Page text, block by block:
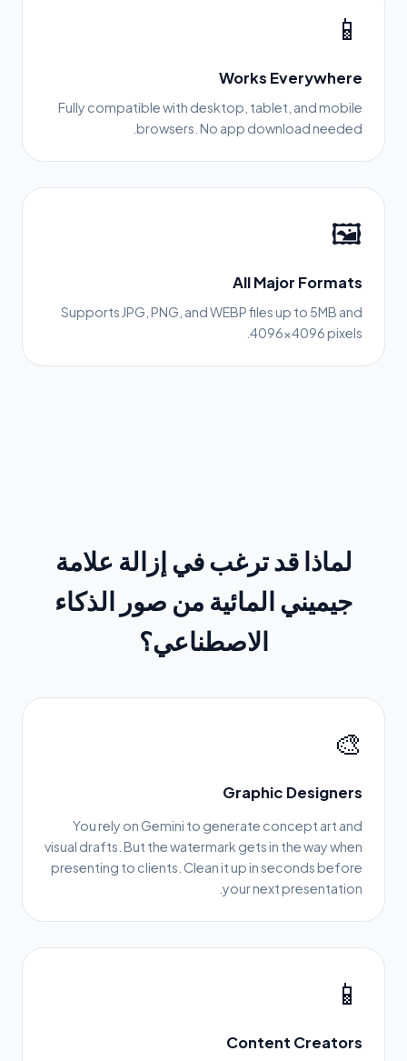
📱
Works Everywhere
Fully compatible with desktop, tablet, and mobile
browsers. No app download needed.
🖼️
All Major Formats
Supports JPG, PNG, and WEBP files up to 5MB and
4096×4096 pixels.
لماذا قد ترغب في إزالة علامة
جيميني المائية من صور الذكاء
الاصطناعي؟
🎨
Graphic Designers
You rely on Gemini to generate concept art and
visual drafts. But the watermark gets in the way when
presenting to clients. Clean it up in seconds before
your next presentation.
📱
Content Creators